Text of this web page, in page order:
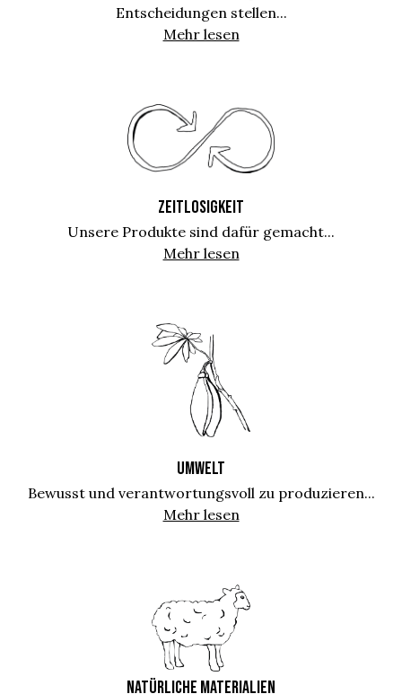
Entscheidungen stellen...
Mehr lesen
ZEITLOSIGKEIT
Unsere Produkte sind dafür gemacht...
Mehr lesen
UMWELT
Bewusst und verantwortungsvoll zu produzieren...
Mehr lesen
NATÜRLICHE MATERIALIEN